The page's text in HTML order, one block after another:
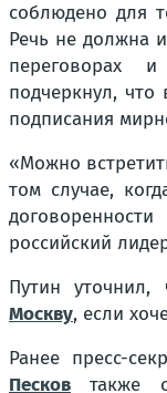
соблюдено для
Речь не должна
переговорах
подчеркнул, что
подписания
«Можно
том случае,
российский
Путин уточнил,
Москву, если
Ранее пресс-
Песков также